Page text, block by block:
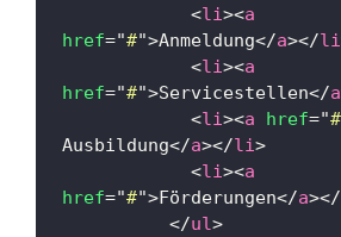
<li><a
href="#">Anmeldung</a></li
<li><a
href="#">Servicestellen</a
<li><a href="#
Ausbildung</a></li>
<li><a
href="#">Förderungen</a></
</ul>